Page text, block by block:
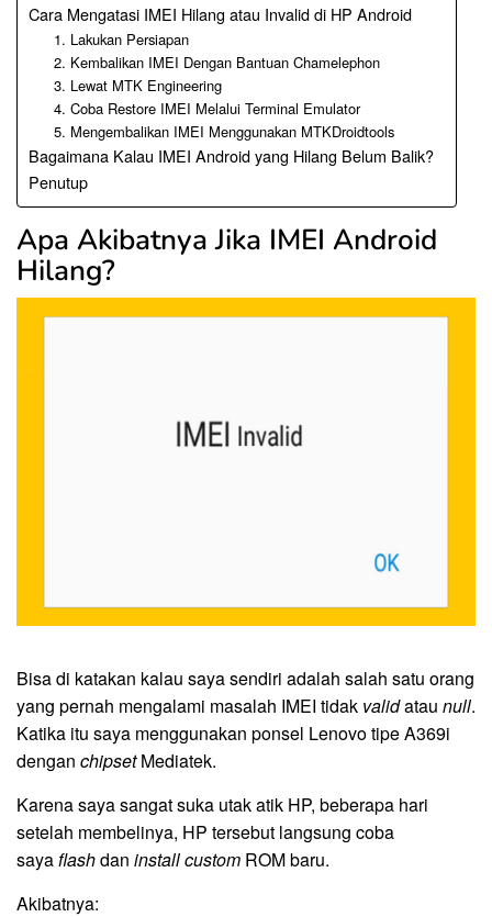
Cara Mengatasi IMEI Hilang atau Invalid di HP Android
1. Lakukan Persiapan
2. Kembalikan IMEI Dengan Bantuan Chamelephon
3. Lewat MTK Engineering
4. Coba Restore IMEI Melalui Terminal Emulator
5. Mengembalikan IMEI Menggunakan MTKDroidtools
Bagaimana Kalau IMEI Android yang Hilang Belum Balik?
Penutup
Apa Akibatnya Jika IMEI Android
Hilang?
Bisa di katakan kalau saya sendiri adalah salah satu orang
yang pernah mengalami masalah IMEI tidak validatau null.
Katika itu saya menggunakan ponsel Lenovo tipe A369i
dengan chipsetMediatek.
Karena saya sangat suka utak atik HP, beberapa hari
setelah membelinya, HP tersebut langsung coba
sayaflashdan install custom ROM baru.
Akibatnya: